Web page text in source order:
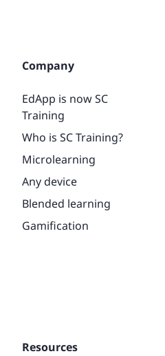
Company
EdApp is now SC
Training
Who is SC Training?
Microlearning
Any device
Blended learning
Gamification
Resources